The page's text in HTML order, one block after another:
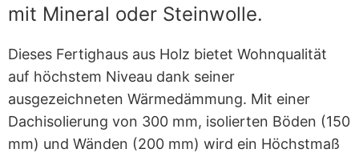
mit Mineral oder Steinwolle.
Dieses Fertighaus aus Holz bietet Wohnqualität
auf höchstem Niveau dank seiner
ausgezeichneten Wärmedämmung. Mit einer
Dachisolierung von 300 mm, isolierten Böden (150
mm) und Wänden (200 mm) wird ein Höchstmaß